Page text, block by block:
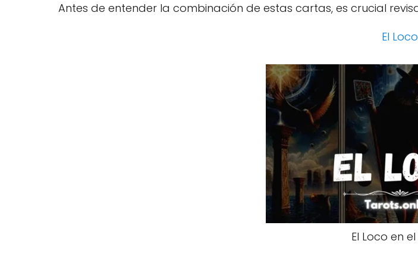
Antes de entender la combinación de estas cartas, es crucial
El Loco
El Loco en